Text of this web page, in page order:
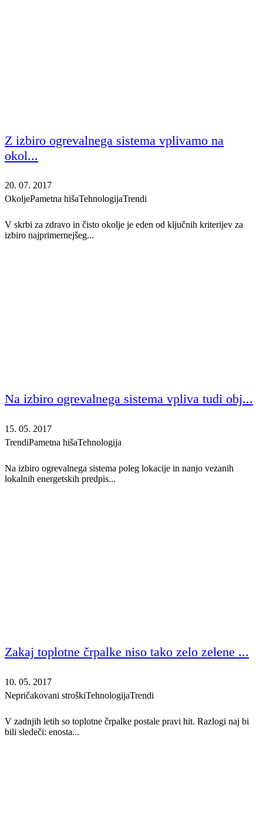
Z izbiro ogrevalnega sistema vplivamo na
okol...
20. 07. 2017
OkoljePametna hišaTehnologijaTrendi
V skrbi za zdravo in čisto okolje je eden od ključnih kriterijev za
izbiro najprimernejšeg...
Na izbiro ogrevalnega sistema vpliva tudi obj...
15. 05. 2017
TrendiPametna hišaTehnologija
Na izbiro ogrevalnega sistema poleg lokacije in nanjo vezanih
lokalnih energetskih predpis...
Zakaj toplotne črpalke niso tako zelo zelene ...
10. 05. 2017
Nepričakovani stroškiTehnologijaTrendi
V zadnjih letih so toplotne črpalke postale pravi hit. Razlogi naj bi
bili sledeči: enosta...